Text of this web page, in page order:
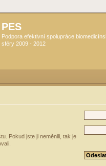
PES
Podpora efektivní spolupráce
sféry 2009 - 2012
Pokud jste ji neměnili, tak je